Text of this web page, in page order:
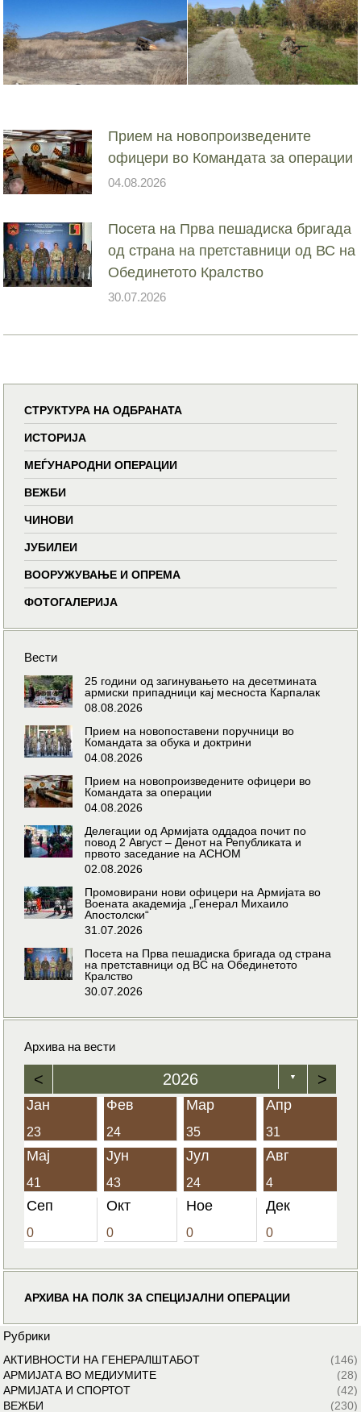
Прием на новопроизведените
офицери во Командата за операции
04.08.2026
Посета на Прва пешадиска бригада
од страна на претставници од ВС на
Обединетото Кралство
30.07.2026
СТРУКТУРА НА ОДБРАНАТА
ИСТОРИЈА
МЕЃУНАРОДНИ ОПЕРАЦИИ
ВЕЖБИ
ЧИНОВИ
ЈУБИЛЕИ
ВООРУЖУВАЊЕ И ОПРЕМА
ФОТОГАЛЕРИЈА
Вести
25 години од загинувањето на десетмината
армиски припадници кај месноста Карпалак
08.08.2026
Прием на новопоставени поручници во
Командата за обука и доктрини
04.08.2026
Прием на новопроизведените офицери во
Командата за операции
04.08.2026
Делегации од Армијата оддадоа почит по
повод 2 Август – Денот на Републиката и
првото заседание на АСНОМ
02.08.2026
Промовирани нови офицери на Армијата во
Воената академија „Генерал Михаило
Апостолски“
31.07.2026
Посета на Прва пешадиска бригада од страна
на претставници од ВС на Обединетото
Кралство
30.07.2026
Архива на вести
< 2026 ▼ >
Јан
23
Фев
24
Мар
35
Апр
31
Мај
41
Јун
43
Јул
24
Авг
4
Сеп
0
Окт
0
Ное
0
Дек
0
АРХИВА НА ПОЛК ЗА СПЕЦИЈАЛНИ ОПЕРАЦИИ
Рубрики
АКТИВНОСТИ НА ГЕНЕРАЛШТАБОТ
(146)
АРМИЈАТА ВО МЕДИУМИТЕ
(28)
АРМИЈАТА И СПОРТОТ
(42)
ВЕЖБИ
(230)